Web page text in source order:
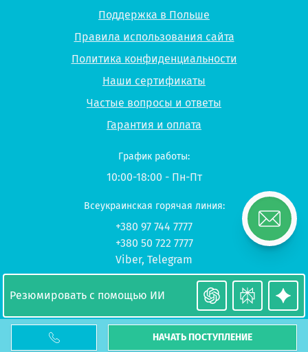
НАЧАТЬ ПОСТУПЛЕНИЕ
Поддержка в Польше
Правила использования сайта
Политика конфиденциальности
Наши сертификаты
Частые вопросы и ответы
Гарантия и оплата
© 2026 UP-STUDY «Учеба в Польше»
График работы:
10:00-18:00 - Пн-Пт
Всеукраинская горячая линия:
+380 97 744 7777
+380 50 722 7777
Viber, Telegram
Резюмировать с помощью ИИ